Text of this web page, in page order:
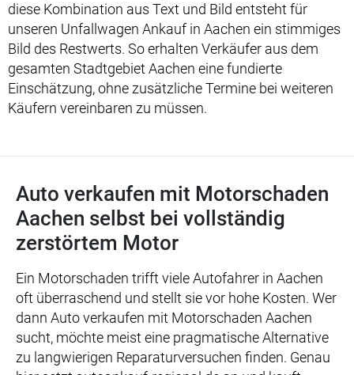
diese Kombination aus Text und Bild entsteht für
unseren Unfallwagen Ankauf in Aachen ein stimmiges
Bild des Restwerts. So erhalten Verkäufer aus dem
gesamten Stadtgebiet Aachen eine fundierte
Einschätzung, ohne zusätzliche Termine bei weiteren
Käufern vereinbaren zu müssen.
Auto verkaufen mit Motorschaden
Aachen selbst bei vollständig
zerstörtem Motor
Ein Motorschaden trifft viele Autofahrer in Aachen
oft überraschend und stellt sie vor hohe Kosten. Wer
dann Auto verkaufen mit Motorschaden Aachen
sucht, möchte meist eine pragmatische Alternative
zu langwierigen Reparaturversuchen finden. Genau